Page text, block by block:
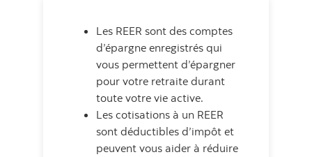
Les REER sont des comptes
d’épargne enregistrés qui
vous permettent d’épargner
pour votre retraite durant
toute votre vie active.
Les cotisations à un REER
sont déductibles d’impôt et
peuvent vous aider à réduire